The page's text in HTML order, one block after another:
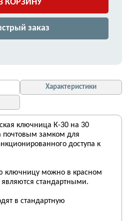
КОРЗИНУ
заказ
Характеристики
ключница К-30 на 30
почтовым замком для
доступа к
ключницу можно в красном
стандартными.
в стандартную